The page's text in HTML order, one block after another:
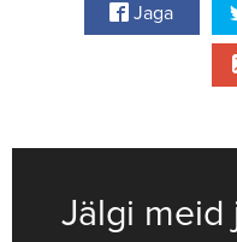
Jaga
Jälgi meid